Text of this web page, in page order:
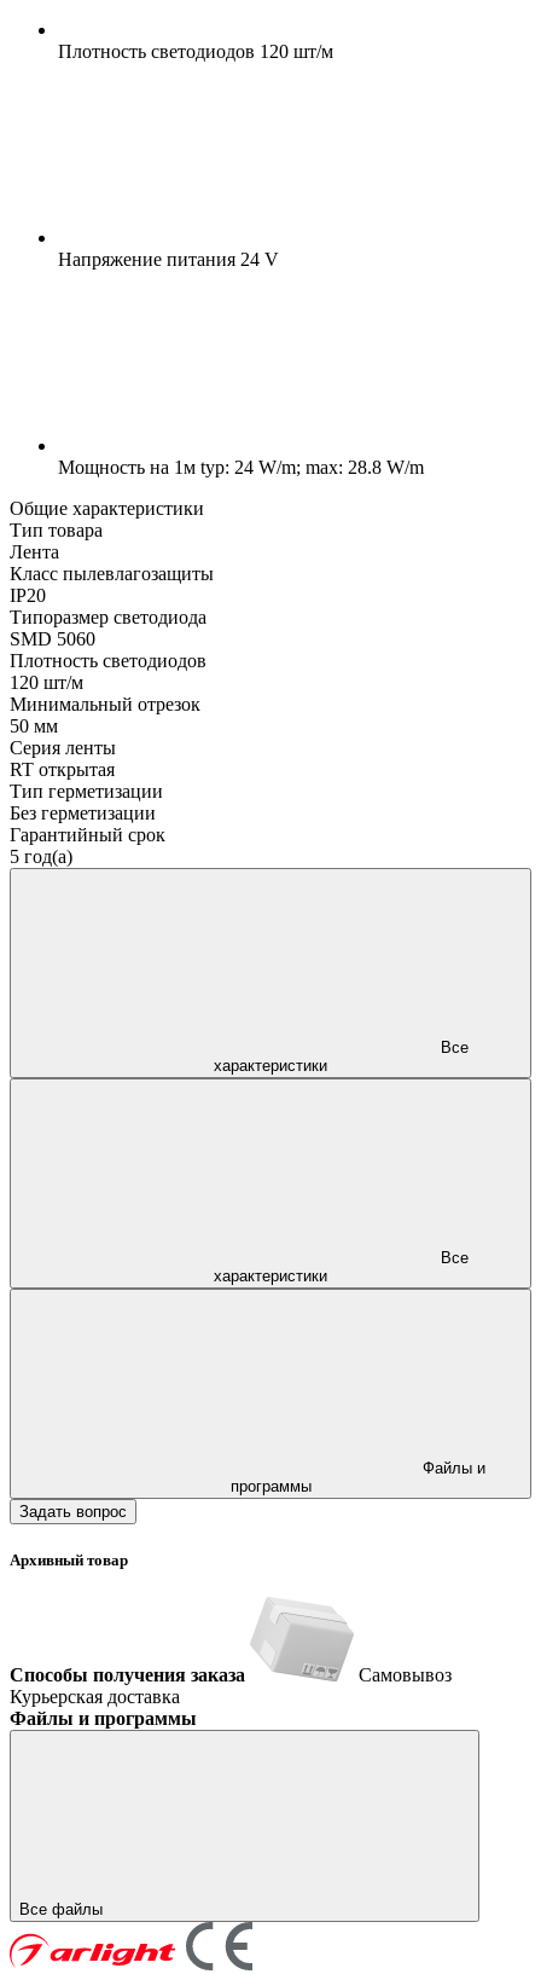
Плотность светодиодов 120 шт/м
Напряжение питания 24 V
Мощность на 1м typ: 24 W/m; max: 28.8 W/m
Общие характеристики
Тип товара
Лента
Класс пылевлагозащиты
IP20
Типоразмер светодиода
SMD 5060
Плотность светодиодов
120 шт/м
Минимальный отрезок
50 мм
Серия ленты
RT открытая
Тип герметизации
Без герметизации
Гарантийный срок
5 год(а)
характеристики
характеристики
программы
Задать вопрос
Архивный товар
Способы получения заказа
Самовывоз
Курьерская доставка
Файлы и программы
Все файлы